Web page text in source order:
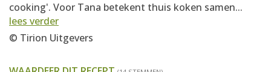
cooking'. Voor Tana betekent thuis koken samen...
lees verder
© Tirion Uitgevers